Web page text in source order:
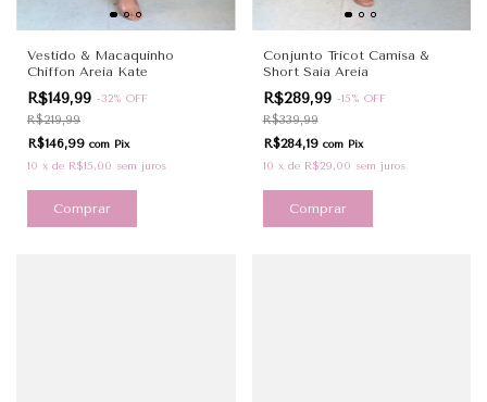
Vestido & Macaquinho
Chiffon Areia Kate
R$149,99 -32% OFF
R$219,99
R$146,99 com Pix
10 x de R$15,00 sem juros
Comprar
Conjunto Tricot Camisa &
Short Saia Areia
R$289,99 -15% OFF
R$339,99
R$284,19 com Pix
10 x de R$29,00 sem juros
Comprar